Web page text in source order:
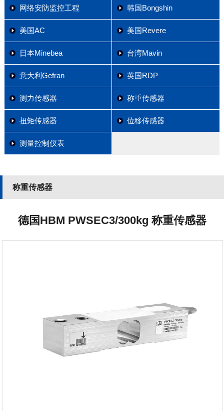
网络安防监控工程 韩国Bongshin
美国AC 美国Revere
日本Minebea 台湾Mavin
意大利Gefran 英国RDP
测力传感器 称重传感器
扭矩传感器 位移传感器
测量控制仪表
称重传感器
德国HBM PWSEC3/300kg 称重传感器